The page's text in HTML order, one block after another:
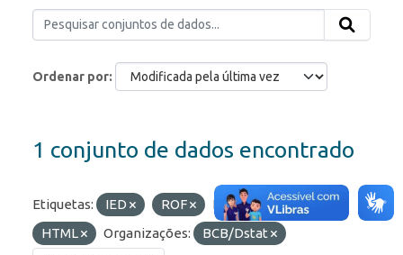
Ordenar por
1 conjunto de dados encontrado
Etiquetas: IED ROF Formatos:
API
HTML
Organizações: BCB/Dstat